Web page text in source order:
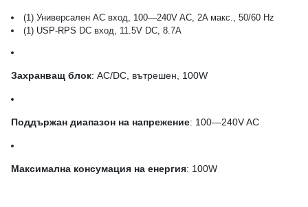
(1) Универсален AC вход, 100—240V AC, 2A макс., 50/60 Hz
(1) USP-RPS DC вход, 11.5V DC, 8.7A
Захранващ блок: AC/DC, вътрешен, 100W
Поддържан диапазон на напрежение: 100—240V AC
Максимална консумация на енергия: 100W